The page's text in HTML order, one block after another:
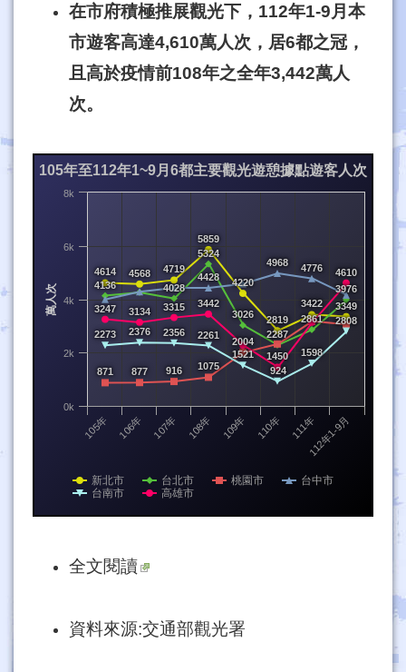
在市府積極推展觀光下，112年1-9月本
市遊客高達4,610萬人次，居6都之冠，
且高於疫情前108年之全年3,442萬人
次。
萬人次
105年至112年1~9月6都主要觀光遊憩據點遊客人次
4614 4568 4719
5859
4220
2819
3422 3349
4136 4028
5324
3026
2287
2861
3976
871 877 916 1075
2004
4428
4968 4776
2273 2376 2356
2261
1521
924
1598
2808
3247 3134 3315 3442
1450
4610
新北市 台北市 桃園市
台中市
台南市
高雄市
105年 106年 107年 108年 109年 110年 111年112年1-9月
0k
2k
4k
6k
8k
全文閱讀
資料來源:交通部觀光署